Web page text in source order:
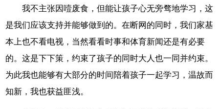
我不主张因噎废食，但能让孩子心无旁骛地学习，这
是我们应该支持并能够做到的。在断网的同时，我们家基
本上也不看电视，当然看看时事和体育新闻还是有必要
的。这是下下策，约束了孩子的同时大人也一同并约束。
为此我也能够有大部分的时间陪着孩子一起学习，温故而
知新，我也获益匪浅。